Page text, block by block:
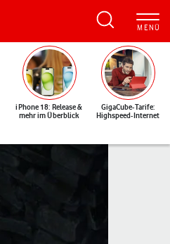
iPhone 18: Release &
mehr im Überblick
GigaCube-Tarife:
Highspeed-Internet